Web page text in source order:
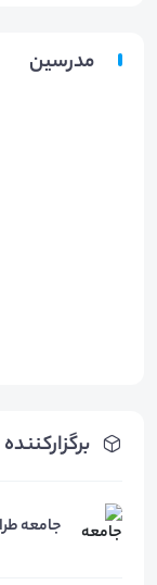
برگزارکننده
جامعه
مدرسین